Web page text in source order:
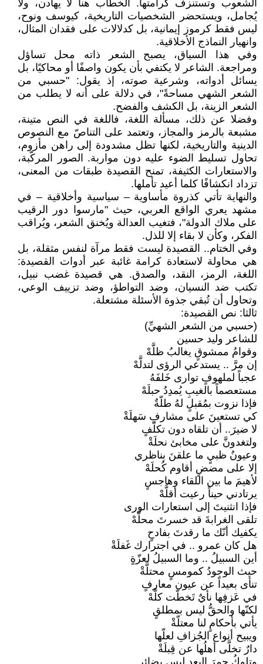
الشعوب وتستنزف كرامتها. الخطاب هنا لا يهادن، ولا
يُجامل، ويستحضر الشخصيات التاريخية، كيوسف ونوح،
ليس فقط كرموز إيمانية، بل كدلالات على فقدان المثال،
وانهيار النماذج الأخلاقية.
وفي هذا السياق، يصبح الشعر ذاته محل تساؤل
ومراجعة. الشاعر لا يكتفي بأن يكون واصفًا أو محاكيًا، بل
يسائل أدواته، وشرعية صوته، إذ يقول: "حسبي من
الشعر الشهي مساحةً"، في دلالة على أنه لا يطلب من
الشعر الزينة، بل الكشف والفضح.
وفضلا عن ذلك، مسألة اللغة، فاللغة في النص متينة،
مشبعة بالرمز والمجاز، وتعتمد على التناصّ مع النصوص
الدينية والتاريخية، لكنها تظل مشدودة إلى راهن مأزوم،
تحاول تسليط الضوء عليه دون مواربة. الصور المركّبة،
والاستعارات الكثيفة، تمنح القصيدة طبقات من المعنى،
تزداد انكشافًا كلما أعيد تأملها.
والنهاية تأتي كذروة مأساوية – سياسية وأخلاقية – في
مشهد يعري الواقع العربي، حيث "مارسوا دور الرقيب
على ملاك الدولة"، فتغيب العدالة ويُخنق الشعر، ويُراقب
الفكر، وكأن لا بقاء إلا للذل.
وفي الختام.. القصيدة ليست فقط مرآة لنفس مثقلة، بل
هي محاولة لاستعادة كرامة غائبة عبر أدوات القصيدة:
اللغة، الرمز، النقد، والصدق. هي قصيدة غضب نبيل،
تكتب ضد النسيان، وضد التواطؤ، وضد تزييف الوعي،
وتحاول أن تُبقي جذوة الأسئلة مشتعلة.
ثالثا: نص القصيدة:
(حسبي من الشعر الشهيِّ)
للشاعر وليد حسين
وقوامُ ممشوقٍ يغالبُ ظلَّهْ
إن مرَّ .. يستدعي الرؤى لتدلَّهْ
عجباً لملهوفٍ توارى خَلفَهُ
مستعصماً بالغيبِ يُمدِدُ حبلَهْ
فإذا نزوت بمُقبلٍ لهُ طلّةٌ
كي تستعينَ على مشارفِ سَهلَةْ
لا ضيرَ.. أن تلقاه دون تكلّفٍ
ولتغدونَّ على مخابئ نحلَةْ
وعيونُ ظبيٍ ما علقنَ بناظري
إلا على مضضٍ أقاوم كُحلَهْ
لأهيمَ ما بين اللقاء وهاجسٍ
يرتادني حيناً رعيت أقلَّهْ
فإذا انثنيتَ إلى استعارات الورى
تلقى الغرابةَ قد خسرتَ محلَّهْ
يكفيك أنّك ما رقدتَ بفادحٍ
هل كان عمرو .. في اجترارك غَفلَةْ
أين السبيلُ .. وما السبيلُ لعزّةٍ
حيث الوجودُ كمومسٍ محتلَّةْ
تنأى بعيداً عن عيون معارفٍ
في عَزفِها نأيٌ تَخطّت كلَّهْ
لكنّها والحقُّ ليس بمطلقٍ
يأتي بأحكامٍ لنا معتلّةْ
ويبيح أنواع الجُزافِ لعلّها
دارٌ تخلَّى أهلُها عن قِبلَةْ